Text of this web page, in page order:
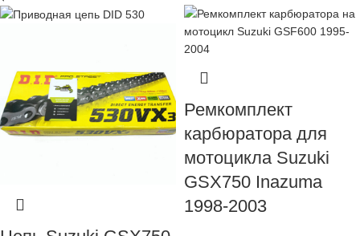
Ремкомплект
карбюратора для
мотоцикла Suzuki
GSX750 Inazuma
1998-2003